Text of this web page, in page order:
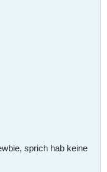
sprich hab keine